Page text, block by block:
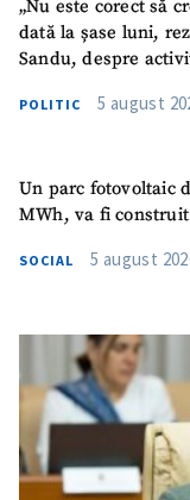
„Nu este corect să
dată la șase luni,
Sandu, despre
POLITIC 5 august
Un parc fotovoltaic
MWh, va fi
SOCIAL 5 august